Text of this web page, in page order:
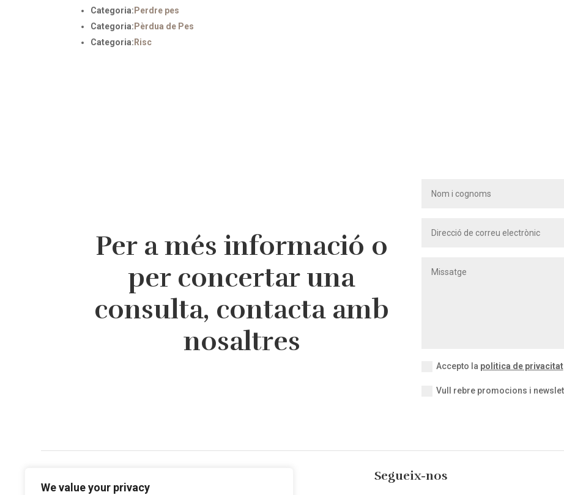
We value your privacy
Categoria: Perdre pes
Categoria: Pèrdua de Pes
Categoria: Risc
Per a més informació o
per concertar una
consulta, contacta amb
nosaltres
Accepto la politica de privacitat
Vull rebre promocions i
Segueix-nos